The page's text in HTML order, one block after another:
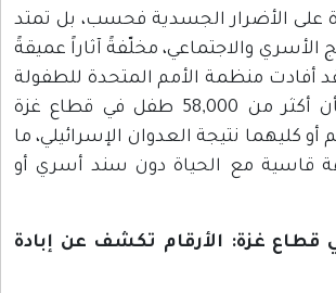
على الأضرار الجسدية فحسب، بل تمتد
الأسري والاجتماعي، مخلّفةً آثاراً عميقةً
أفادت منظمة الأمم المتحدة للطفولة
(اليونيسيف)، بأن أكثر من 58,000 طفل في قطاع غزة
أو كليهما نتيجة العدوان الإسرائيلي، ما
قاسية مع الحياة دون سند أسري أو
قطاع غزة: الأرقام تكشف عن إبادة